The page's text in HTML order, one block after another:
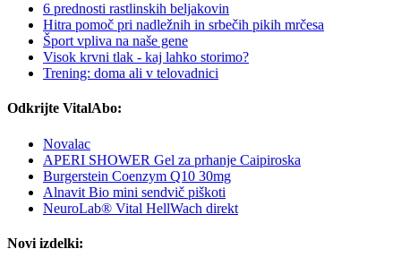
6 prednosti rastlinskih beljakovin
Hitra pomoč pri nadležnih in srbečih pikih mrčesa
Šport vpliva na naše gene
Visok krvni tlak - kaj lahko storimo?
Trening: doma ali v telovadnici
Odkrijte VitalAbo:
Novalac
APERI SHOWER Gel za prhanje Caipiroska
Burgerstein Coenzym Q10 30mg
Alnavit Bio mini sendvič piškoti
NeuroLab® Vital HellWach direkt
Novi izdelki: